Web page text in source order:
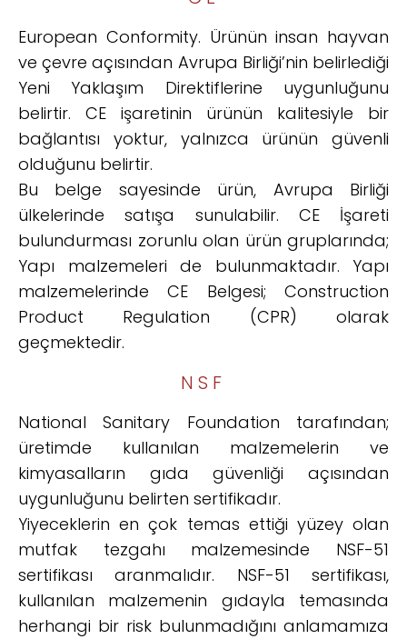
European Conformity. Ürünün insan hayvan
ve çevre açısından Avrupa Birliği’nin belirlediği
Yeni Yaklaşım Direktiflerine uygunluğunu
belirtir. CE işaretinin ürünün kalitesiyle bir
bağlantısı yoktur, yalnızca ürünün güvenli
olduğunu belirtir.
Bu belge sayesinde ürün, Avrupa Birliği
ülkelerinde satışa sunulabilir. CE İşareti
bulundurması zorunlu olan ürün gruplarında;
Yapı malzemeleri de bulunmaktadır. Yapı
malzemelerinde CE Belgesi; Construction
Product Regulation (CPR) olarak
geçmektedir.
NSF
National Sanitary Foundation tarafından;
üretimde kullanılan malzemelerin ve
kimyasalların gıda güvenliği açısından
uygunluğunu belirten sertifikadır.
Yiyeceklerin en çok temas ettiği yüzey olan
mutfak tezgahı malzemesinde NSF-51
sertifikası aranmalıdır. NSF-51 sertifikası,
kullanılan malzemenin gıdayla temasında
herhangi bir risk bulunmadığını anlamamıza